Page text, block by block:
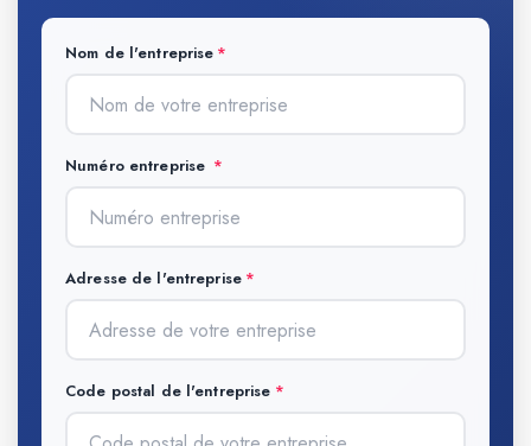
Nom de l'entreprise
Numéro entreprise
Adresse de l'entreprise
Code postal de l'entreprise